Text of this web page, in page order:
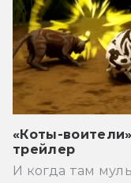
«Коты-
трейлер
И когда там